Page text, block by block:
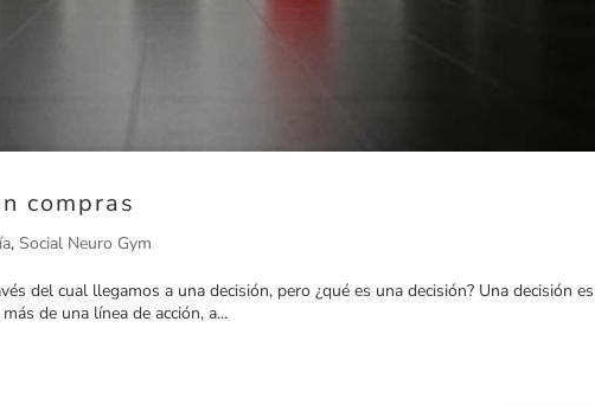
compras
, Social Neuro Gym
del cual llegamos a una decisión, pero ¿qué es una decisión? Una decisión
de una línea de acción, a...